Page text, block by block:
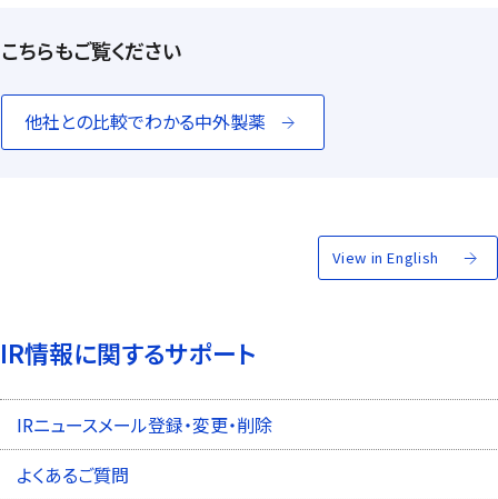
こちらもご覧ください
他社との比較でわかる中外製薬
View in English
IR情報に関するサポート
IRニュースメール登録・変更・削除
よくあるご質問